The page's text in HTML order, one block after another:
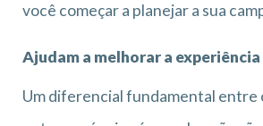
você começar a planejar a sua
Ajudam a melhorar a
Um diferencial fundamental entre